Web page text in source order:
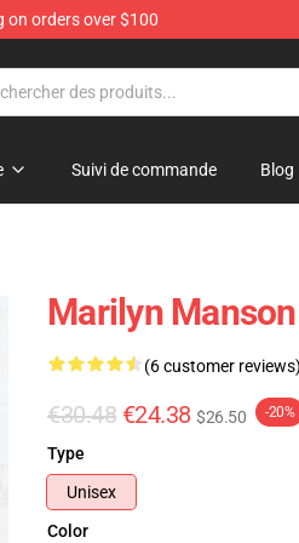
on orders over $100
Suivi de commande Blog
Marilyn
(6 customer
€30.48 €24.38 $26.50 -20%
Type
Unisex
Color